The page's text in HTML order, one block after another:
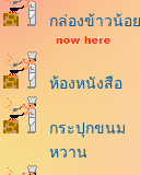
กล่องข้าวน้อ
ห้องหนังสือ
กระปุกขนม
หวาน